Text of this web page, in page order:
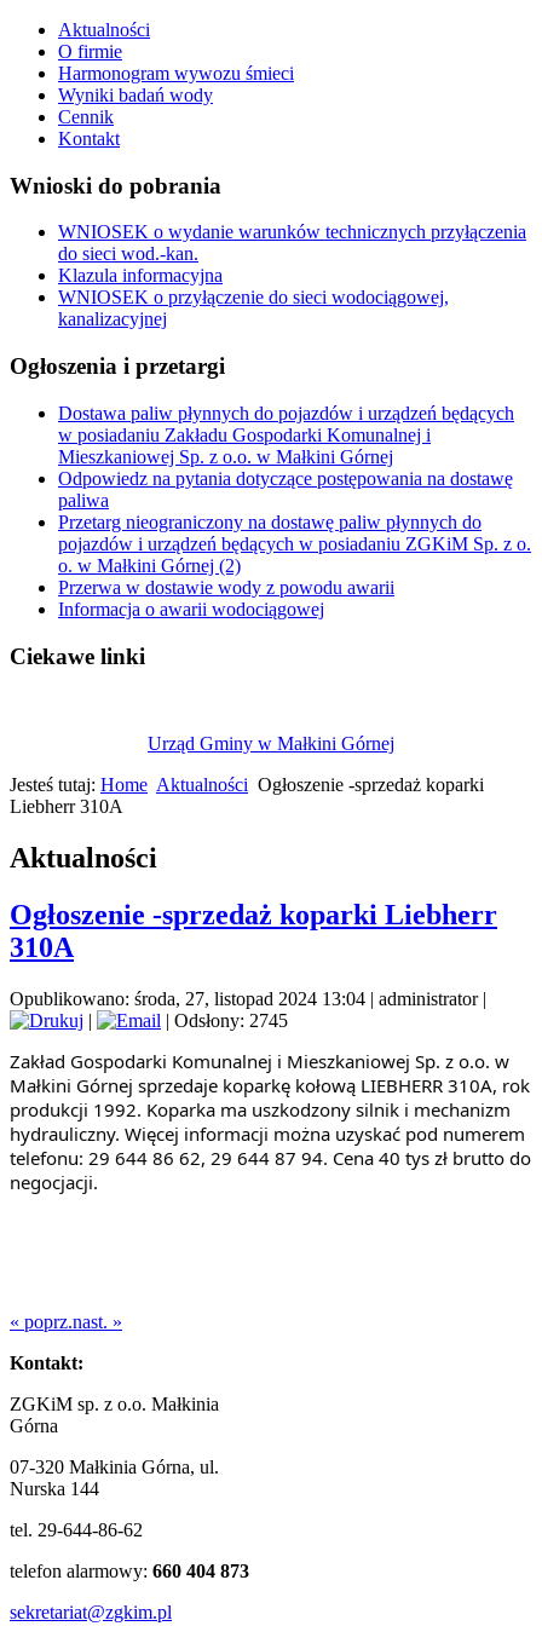
Aktualności
O firmie
Harmonogram wywozu śmieci
Wyniki badań wody
Cennik
Kontakt
Wnioski do pobrania
WNIOSEK o wydanie warunków technicznych przyłączenia
do sieci wod.-kan.
Klazula informacyjna
WNIOSEK o przyłączenie do sieci wodociągowej,
kanalizacyjnej
Ogłoszenia i przetargi
Dostawa paliw płynnych do pojazdów i urządzeń będących
w posiadaniu Zakładu Gospodarki Komunalnej i
Mieszkaniowej Sp. z o.o. w Małkini Górnej
Odpowiedz na pytania dotyczące postępowania na dostawę
paliwa
Przetarg nieograniczony na dostawę paliw płynnych do
pojazdów i urządzeń będących w posiadaniu ZGKiM Sp. z o.
o. w Małkini Górnej (2)
Przerwa w dostawie wody z powodu awarii
Informacja o awarii wodociągowej
Ciekawe linki
Urząd Gminy w Małkini Górnej
Jesteś tutaj: Home Aktualności Ogłoszenie -sprzedaż koparki
Liebherr 310A
Aktualności
Ogłoszenie -sprzedaż koparki Liebherr
310A
Opublikowano: środa, 27, listopad 2024 13:04 | administrator|
|
| Odsłony: 2745
Zakład Gospodarki Komunalnej i Mieszkaniowej Sp. z o.o. w
Małkini Górnej sprzedaje koparkę kołową LIEBHERR 310A, rok
produkcji 1992. Koparka ma uszkodzony silnik i mechanizm
hydrauliczny. Więcej informacji można uzyskać pod numerem
telefonu: 29 644 86 62, 29 644 87 94. Cena 40 tys zł brutto do
negocjacji.
« poprz.nast. »
Kontakt:
ZGKiM sp. z o.o. Małkinia
Górna
07-320 Małkinia Górna, ul.
Nurska 144
tel. 29-644-86-62
telefon alarmowy: 660 404 873
sekretariat@zgkim.pl